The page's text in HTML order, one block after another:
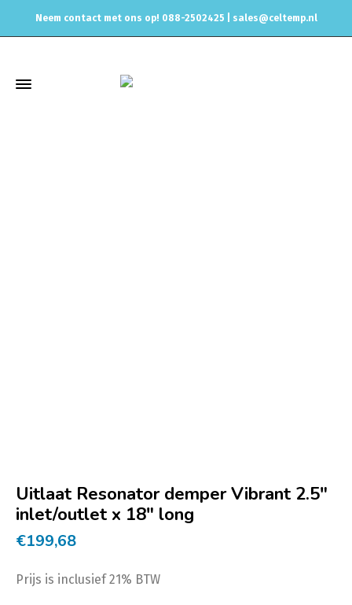
Neem contact met ons op! 088-2502425 | sales@celtemp.nl
Uitlaat Resonator demper Vibrant 2.5″
inlet/outlet x 18″ long
€199,68
Prijs is inclusief 21% BTW